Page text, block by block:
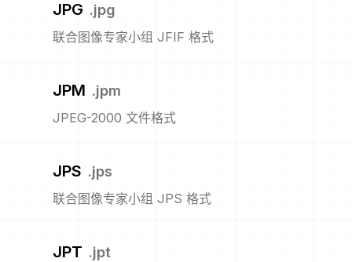
JPG .jpg
联合图像专家小组 JFIF 格式
JPM .jpm
JPEG-2000 文件格式
JPS .jps
联合图像专家小组 JPS 格式
JPT .jpt